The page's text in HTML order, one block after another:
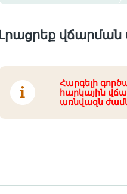
Լրացրեք
Հարգելի
հարկային
առնվազն